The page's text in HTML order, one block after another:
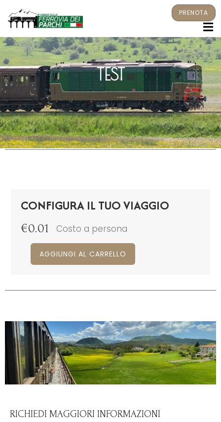
PRENOTA
TEST
CONFIGURA IL TUO VIAGGIO
€0.01 Costo a persona
AGGIUNGI AL CARRELLO
RICHIEDI MAGGIORI INFORMAZIONI